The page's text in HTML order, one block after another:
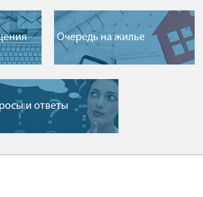
Очередь на жилье
и ответы